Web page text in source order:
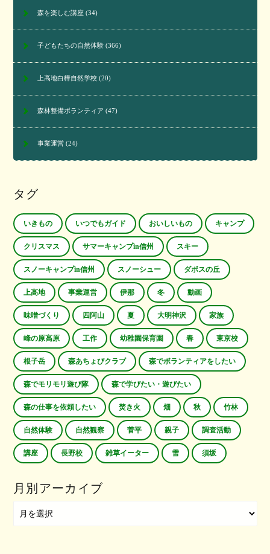
森を楽しむ講座(34)
子どもたちの自然体験(366)
上高地白樺自然学校(20)
森林整備ボランティア (47)
事業運営(24)
タグ
いきもの いつでもガイド おいしいもの キャンプ
クリスマス サマーキャンプin信州 スキー
スノーキャンプin信州 スノーシュー ダボスの丘
上高地 事業運営 伊那 冬 動画
味噌づくり 四阿山 夏 大明神沢 家族
峰の原高原 工作 幼稚園保育園 春 東京校
根子岳 森あちょびクラブ 森でボランティアをしたい
森でモリモリ遊び隊 森で学びたい・遊びたい
森の仕事を依頼したい 焚き火 畑 秋 竹林
自然体験 自然観察 菅平 親子 調査活動
講座 長野校 雑草イーター 雪 須坂
月別アーカイブ